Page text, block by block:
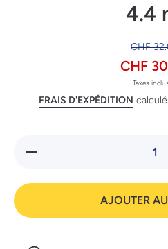
4.4
CHF
CHF
Taxes
FRAIS D'EXPÉDITION
Réduire la
AJOUTER